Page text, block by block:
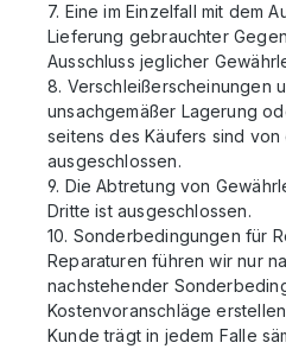
7. Eine im Einzelfall mit dem
Lieferung gebrauchter
Ausschluss jeglicher
8. Verschleißerscheinungen
unsachgemäßer Lagerung
seitens des Käufers sind von
ausgeschlossen.
9. Die Abtretung von
Dritte ist ausgeschlossen.
10. Sonderbedingungen für
Reparaturen führen wir nur
nachstehender
Kostenvoranschläge
Kunde trägt in jedem Falle